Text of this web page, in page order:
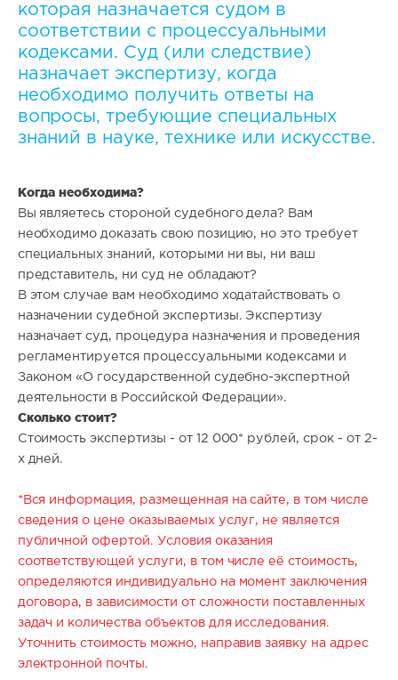
которая назначается судом в
соответствии с процессуальными
кодексами. Суд (или следствие)
назначает экспертизу, когда
необходимо получить ответы на
вопросы, требующие специальных
знаний в науке, технике или искусстве.
Когда необходима?
Вы являетесь стороной судебного дела? Вам
необходимо доказать свою позицию, но это требует
специальных знаний, которыми ни вы, ни ваш
представитель, ни суд не обладают?
В этом случае вам необходимо ходатайствовать о
назначении судебной экспертизы. Экспертизу
назначает суд, процедура назначения и проведения
регламентируется процессуальными кодексами и
Законом «О государственной судебно-экспертной
деятельности в Российской Федерации».
Сколько стоит?
Стоимость экспертизы - от 12 000* рублей, срок - от 2-
х дней.
*Вся информация, размещенная на сайте, в том числе
сведения о цене оказываемых услуг, не является
публичной офертой. Условия оказания
соответствующей услуги, в том числе её стоимость,
определяются индивидуально на момент заключения
договора, в зависимости от сложности поставленных
задач и количества объектов для исследования.
Уточнить стоимость можно, направив заявку на адрес
электронной почты.